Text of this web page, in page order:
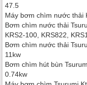
47.5
Máy bơm chìm nước thải
Bơm chìm nước thải
KRS2-100, KRS822,
Bơm chìm nước thải
11kw
Bơm chìm hút bùn
0.74kw